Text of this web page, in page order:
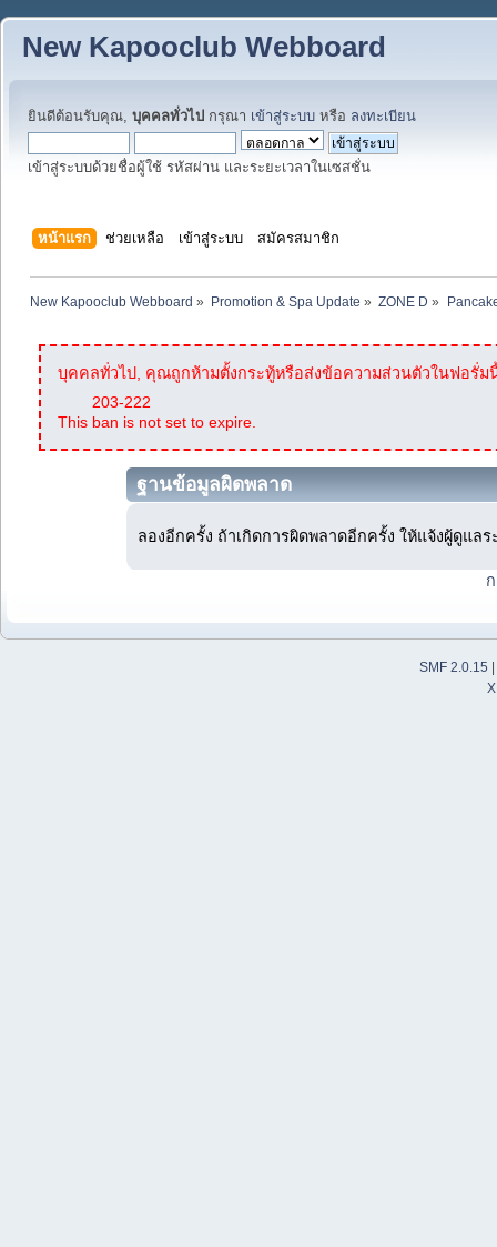
New Kapooclub Webboard
ยินดีต้อนรับคุณ, บุคคลทั่วไป กรุณา เข้าสู่ระบบ หรือ ลงทะเบียน
เข้าสู่ระบบด้วยชื่อผู้ใช้ รหัสผ่าน และระยะเวลาในเซสชั่น
หน้าแรก ช่วยเหลือ เข้าสู่ระบบ สมัครสมาชิก
New Kapooclub Webboard » Promotion & Spa Update » ZONE D »
บุคคลทั่วไป, คุณถูกห้ามตั้งกระทู้หรือส่งข้อความส่วนตัวในฟอรั่ม
203-222
This ban is not set to expire.
ฐานข้อมูลผิดพลาด
ลองอีกครั้ง ถ้าเกิดการผิดพลาดอีกครั้ง ให้แจ้งผู้ดูแลร
SMF 2.0.15